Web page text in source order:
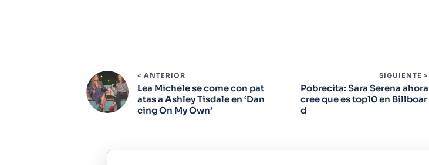
< ANTERIOR
Lea Michele se come con pat
atas a Ashley Tisdale en ‘Dan
cing On My Own’
SIGUIENTE >
Pobrecita: Sara Serena ahora
cree que es top10 en Billboar
d